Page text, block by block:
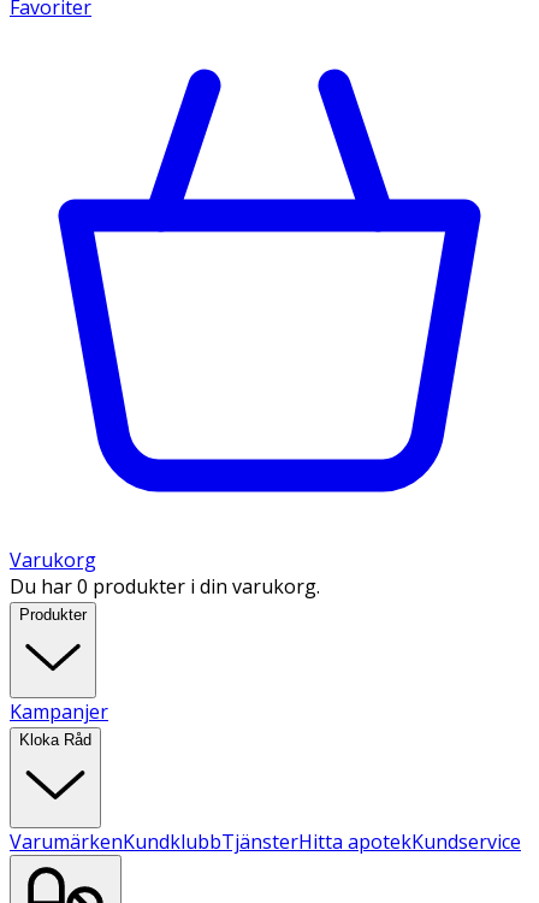
Favoriter
Varukorg
Du har 0 produkter i din varukorg.
Produkter
Kampanjer
Kloka Råd
VarumärkenKundklubbTjänsterHitta apotekKundservice